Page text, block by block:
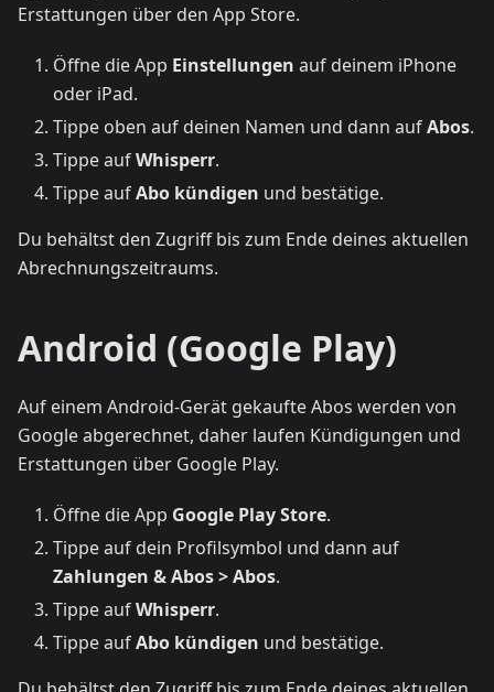
Erstattungen über den App Store.
Öffne die App Einstellungen auf deinem iPhone
oder iPad.
Tippe oben auf deinen Namen und dann aufAbos.
Tippe aufWhisperr.
Tippe aufAbo kündigen und bestätige.
Du behältst den Zugriff bis zum Ende deines aktuellen
Abrechnungszeitraums.
Android (Google Play)
Auf einem Android-Gerät gekaufte Abos werden von
Google abgerechnet, daher laufen Kündigungen und
Erstattungen über Google Play.
Öffne die App Google Play Store.
Tippe auf dein Profilsymbol und dann auf
Zahlungen & Abos > Abos.
Tippe aufWhisperr.
Tippe aufAbo kündigen und bestätige.